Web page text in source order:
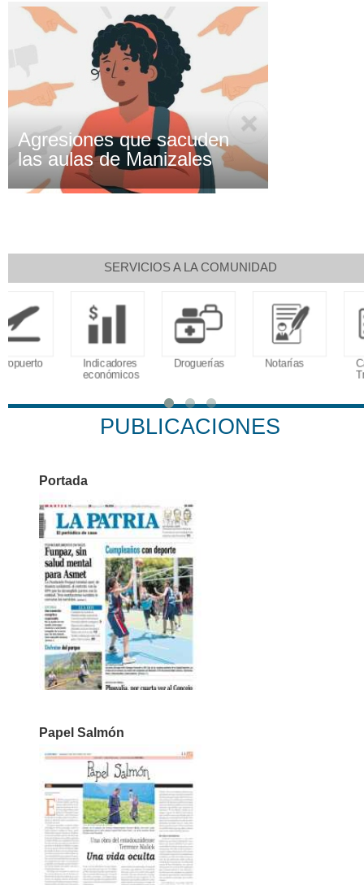
Agresiones que sacuden
las aulas de Manizales
SERVICIOS A LA COMUNIDAD
Indicadores
Droguerías Notarías
Calendario
PUBLICACIONES
Portada
Papel Salmón